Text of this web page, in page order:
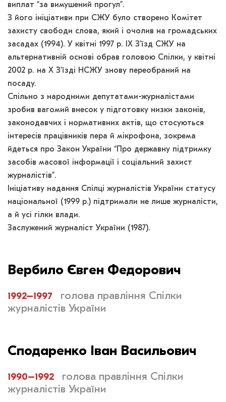
виплат “за вимушений прогул”.
З його ініціативи при СЖУ було створено Комітет
захисту свободи слова, який і очолив на громадських
засадах (1994). У квітні 1997 р. IХ З’їзд СЖУ на
альтернативній основі обрав головою Спілки, у квітні
2002 р. на Х З’їзді НСЖУ знову переобраний на
посаду.
Спільно з народними депутатами-журналістами
зробив вагомий внесок у підготовку низки законів,
законодавчих і нормативних актів, що стосуються
інтересів працівників пера й мікрофона, зокрема
йдеться про Закон України “Про державну підтримку
засобів масової інформації і соціальний захист
журналістів”.
Ініціативу надання Спілці журналістів України статусу
національної (1999 р.) підтримали не лише журналісти,
а й усі гілки влади.
Заслужений журналіст України (1987).
Вербило Євген Федорович
1992–1997
голова правління Спілки
журналістів України
Сподаренко Іван Васильович
1990–1992
голова правління Спілки
журналістів України